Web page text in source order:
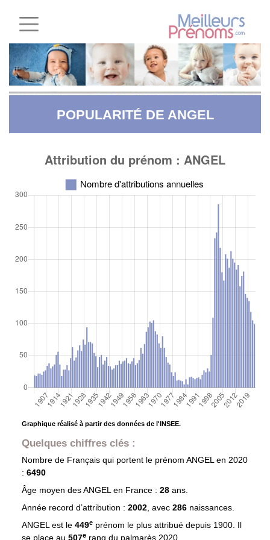
POPULARITÉ DE ANGEL
Graphique réalisé à partir des données de l'INSEE.
Quelques chiffres clés :
Nombre de Français qui portent le prénom ANGELen 2020
: 6490
Âge moyen desANGELen France : 28 ans.
Année record d’attribution : 2002, avec 286 naissances.
ANGEL est le 449eprénom le plus attribué depuis 1900. Il
se place au 507e rang du palmarès 2020.